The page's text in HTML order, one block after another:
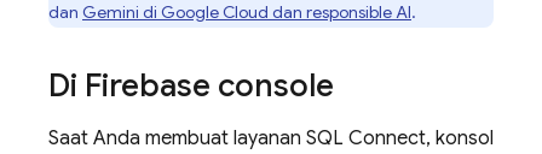
dan Gemini di Google Cloud dan responsible AI.
Di Firebase console
Saat Anda membuat layanan SQL Connect, konsol